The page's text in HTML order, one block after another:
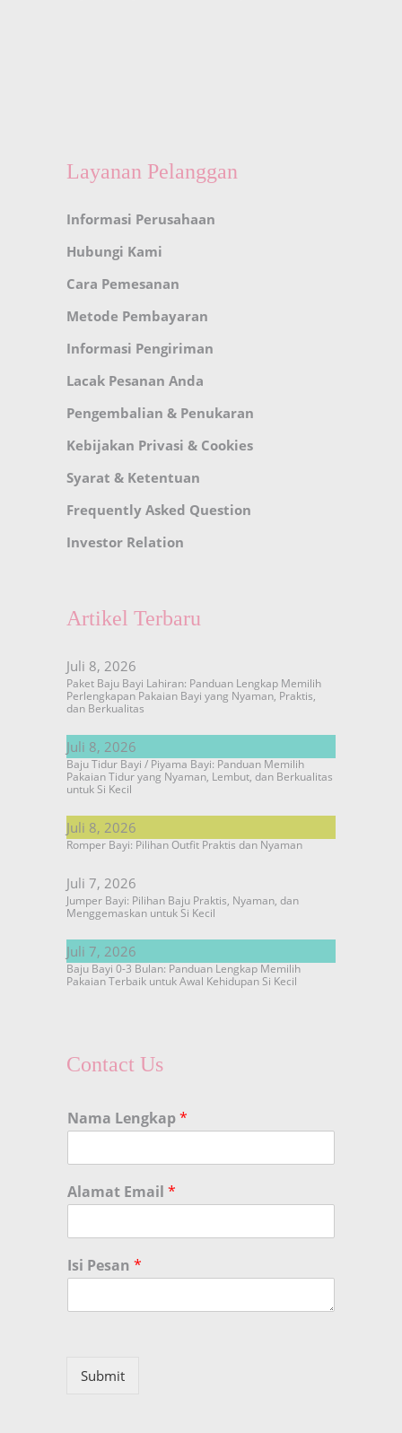
Layanan Pelanggan
Informasi Perusahaan
Hubungi Kami
Cara Pemesanan
Metode Pembayaran
Informasi Pengiriman
Lacak Pesanan Anda
Pengembalian & Penukaran
Kebijakan Privasi & Cookies
Syarat & Ketentuan
Frequently Asked Question
Investor Relation
Artikel Terbaru
Juli 8, 2026
Paket Baju Bayi Lahiran: Panduan Lengkap Memilih
Perlengkapan Pakaian Bayi yang Nyaman, Praktis,
dan Berkualitas
Juli 8, 2026
Baju Tidur Bayi / Piyama Bayi: Panduan Memilih
Pakaian Tidur yang Nyaman, Lembut, dan Berkualitas
untuk Si Kecil
Juli 8, 2026
Romper Bayi: Pilihan Outfit Praktis dan Nyaman
Juli 7, 2026
Jumper Bayi: Pilihan Baju Praktis, Nyaman, dan
Menggemaskan untuk Si Kecil
Juli 7, 2026
Baju Bayi 0-3 Bulan: Panduan Lengkap Memilih
Pakaian Terbaik untuk Awal Kehidupan Si Kecil
Contact Us
Nama Lengkap*
Alamat Email *
Isi Pesan *
Submit